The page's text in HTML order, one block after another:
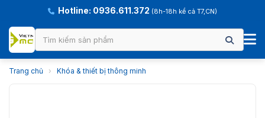
Hotline: 0936.611.372 (8h-18h kể cả T7,CN)
Trang chủ › Khóa & thiết bị thông minh